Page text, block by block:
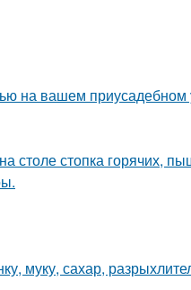
на вашем приусадебном
столе стопка горячих,
муку, сахар,